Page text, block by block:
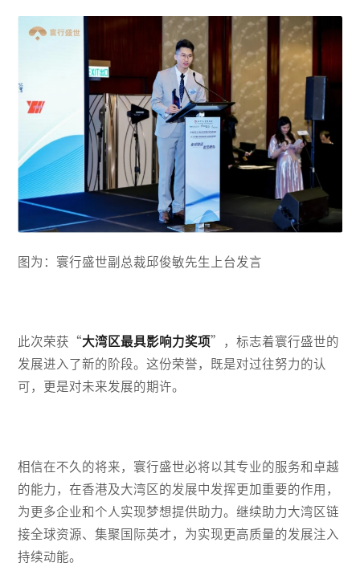
图为：寰行盛世副总裁邱俊敏先生上台发言
此次荣获“大湾区最具影响力奖项”，标志着寰行盛世的
发展进入了新的阶段。这份荣誉，既是对过往努力的认
可，更是对未来发展的期许。
相信在不久的将来，寰行盛世必将以其专业的服务和卓越
的能力，在香港及大湾区的发展中发挥更加重要的作用，
为更多企业和个人实现梦想提供助力。继续助力大湾区链
接全球资源、集聚国际英才，为实现更高质量的发展注入
持续动能。